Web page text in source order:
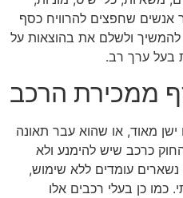
אנשים שחפצים להרוויח כסף
ולשלם את בהוצאות על
בעל ערך רב.
ממכירת הרכב
ישן מאוד, או שהוא עבר תאונה
כרכב שיש להימנע ולא
עומדים ללא שימוש,
כמו כן בעלי רכבים אלו